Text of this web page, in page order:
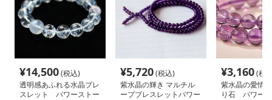
¥14,500(税込)
透明感あふれる水晶ブレ
スレット パワーストー
¥5,720(税込)
紫水晶の輝き マルチル
ープブレスレットパワー
¥3,160(税
紫水晶の愛情
り石 パワー